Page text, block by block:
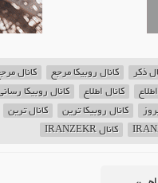
ذکر کانال روبیکا مرجع کانال
کانال اطلاع کانال روبیکا
کانال روبیکا ترین کانال ترین
کانال IRANZEKR